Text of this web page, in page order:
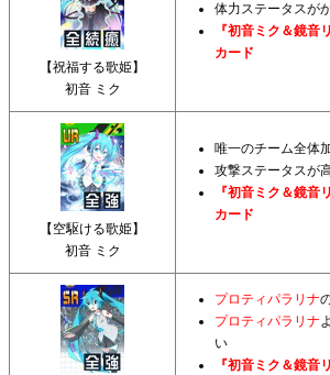
【祝福する歌姫】
初音 ミク
体力ステータスが
『初音ミク＆鏡音
カード
【空駆ける歌姫】
初音 ミク
唯一のチーム全体
攻撃ステータスが
『初音ミク＆鏡音
カード
プロティパラリナ
プロティパラリナ
い
『初音ミク＆鏡音